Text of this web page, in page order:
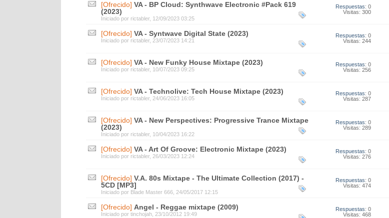
[Ofrecido] VA - BP Cloud: Synthwave Electronic #Pack 619
(2023)
Iniciado por rictabler, 12/09/2023 03:25
Respuestas: 0
Visitas: 300
[Ofrecido] VA - Syntwave Digital State (2023)
Iniciado por rictabler, 23/07/2023 14:21
Respuestas: 0
Visitas: 244
[Ofrecido] VA - New Funky House Mixtape (2023)
Iniciado por rictabler, 10/07/2023 09:25
Respuestas: 0
Visitas: 256
[Ofrecido] VA - Technolive: Tech House Mixtape (2023)
Iniciado por rictabler, 24/06/2023 16:05
Respuestas: 0
Visitas: 287
[Ofrecido] VA - New Perspectives: Progressive Trance Mixtape
(2023)
Iniciado por rictabler, 10/04/2023 16:22
Respuestas: 0
Visitas: 289
[Ofrecido] VA - Art Of Groove: Electronic Mixtape (2023)
Iniciado por rictabler, 26/03/2023 12:24
Respuestas: 0
Visitas: 276
[Ofrecido] V.A. 80s Mixtape - The Ultimate Collection (2017) -
5CD [MP3]
Iniciado por Blade Master 666 , 24/05/2017 12:15
Respuestas: 0
Visitas: 474
[Ofrecido] Angel - Reggae mixtape (2009)
Iniciado por tinchojah , 23/10/2012 19:49
Respuestas: 0
Visitas: 468